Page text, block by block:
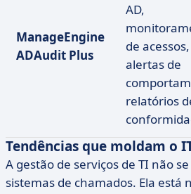
ManageEngine
ADAudit Plus
AD,
de acessos,
alertas de
relatórios
Tendências que moldam o
A gestão de serviços de TI não
sistemas de chamados. Ela está